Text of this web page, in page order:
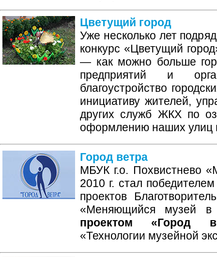
Цветущий город
Уже несколько лет
конкурс «Цветущий
— как можно больше
предприятий и
благоустройство
инициативу жителей,
других служб ЖКХ по
оформлению наших улиц
Город ветра
МБУК г.о. Похвистнево
2010 г. стал
проектов
«Меняющийся музей
проектом «Город
«Технологии музейной